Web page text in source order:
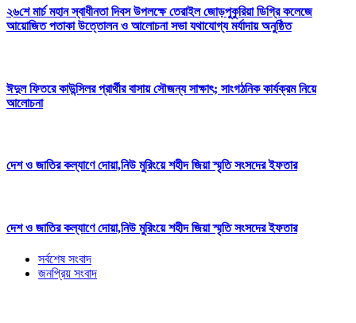
২৬শে মার্চ মহান স্বাধীনতা দিবস উপলক্ষে তেরাইল জোড়পুকুরিয়া ডিগ্রি কলেজে
আয়োজিত পতাকা উত্তোলন ও আলোচনা সভা যথাযোগ্য মর্যাদায় অনুষ্ঠিত
ঈদুল ফিতরে কাউন্সিলর প্রার্থীর বাসায় সৌজন্য সাক্ষাৎ; সাংগঠনিক কার্যক্রম নিয়ে
আলোচনা
দেশ ও জাতির কল্যাণে দোয়া,নিউ মুরিংয়ে শহীদ জিয়া স্মৃতি সংসদের ইফতার
দেশ ও জাতির কল্যাণে দোয়া,নিউ মুরিংয়ে শহীদ জিয়া স্মৃতি সংসদের ইফতার
সর্বশেষ সংবাদ
জনপ্রিয় সংবাদ